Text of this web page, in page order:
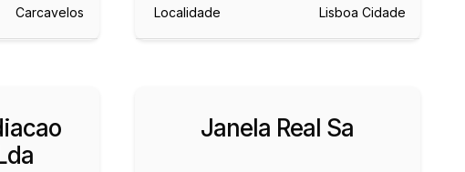
Carcavelos Localidade Lisboa Cidade
Janela Real Sa